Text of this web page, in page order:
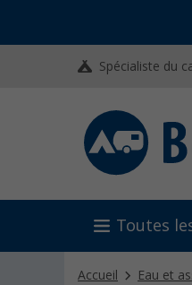
Spécialiste du
Toutes
Accueil Eau et